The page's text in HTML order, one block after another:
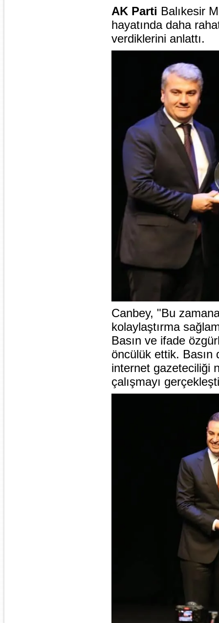
AK Parti Balıkesir
hayatında daha
verdiklerini anlattı.
Canbey, "Bu
kolaylaştırma
Basın ve ifade
öncülük ettik. Basın
internet gazeteciliği
çalışmayı